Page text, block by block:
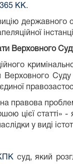
365 КК.
державного
Верховного
правова
цієї
у виді
суд, який